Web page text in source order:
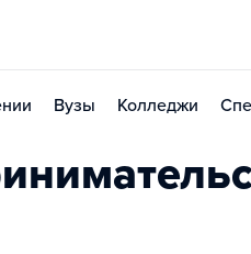
Вузы Колледжи